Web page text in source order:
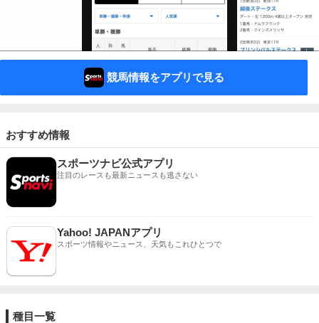
競馬情報をアプリで見る
おすすめ情報
スポーツナビ公式アプリ
注目のレースも最新ニュースも逃さない
Yahoo! JAPANアプリ
スポーツ情報やニュース、天気もこれひとつで
種目一覧